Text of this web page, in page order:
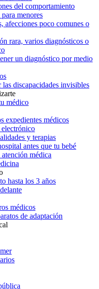
del comportamiento
menores
afecciones poco comunes o
rara, varios diagnósticos o
un diagnóstico por medio
discapacidades invisibles
médico
expedientes médicos
y terapias
antes que tu bebé
médica
hasta los 3 años
médicos
de adaptación